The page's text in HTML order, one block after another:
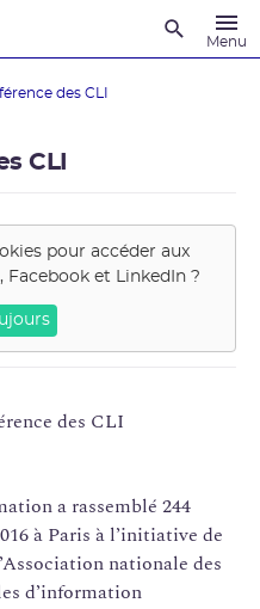
Menu
des CLI
CLI
pour accéder aux
Facebook et LinkedIn ?
a rassemblé 244
à Paris à l’initiative de
nationale des
d’information